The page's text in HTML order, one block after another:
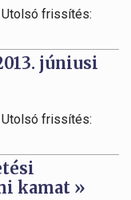
Utolsó frissítés:
júniusi
Utolsó frissítés:
kamat »